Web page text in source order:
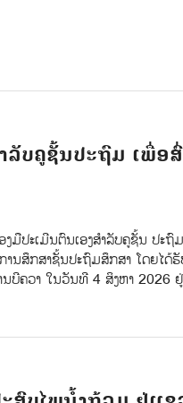
ລັບຄູຊັ້ນປະຖົມ ເພື່ອ
ມືປະເມີນຕົນເອງສຳລັບຄູຊັ້ນ ປະຖົ
ານສຶກສາຊັ້ນປະຖົມສຶກສາ ໂດຍໄດ້
ບີຄວາ ໃນວັນທີ 4 ສິງຫາ 2026 ຢູ່